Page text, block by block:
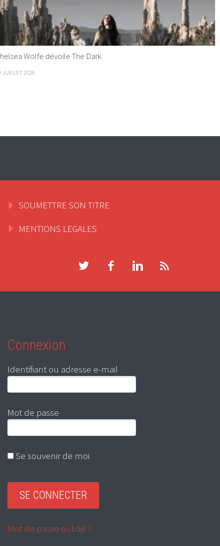
Wolfe dévoile The Dark
JUILLET 2026
SOUMETTRE SON TITRE
MENTIONS LEGALES
Connexion
Identifiant ou adresse e-mail
Mot de passe
Se souvenir de moi
Mot de passe oublié ?